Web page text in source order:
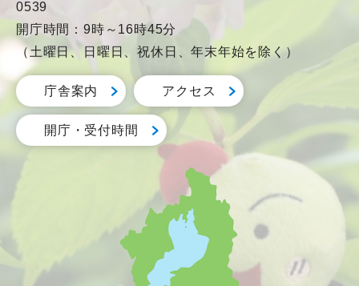
0539
開庁時間：9時～16時45分
（土曜日、日曜日、祝休日、年末年始を除く）
庁舎案内 アクセス
開庁・受付時間